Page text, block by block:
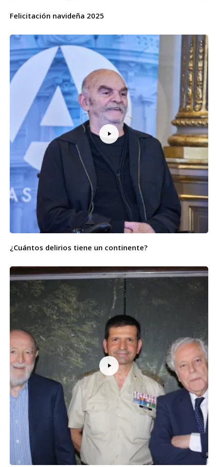
Felicitación navideña 2025
¿Cuántos delirios tiene un continente?